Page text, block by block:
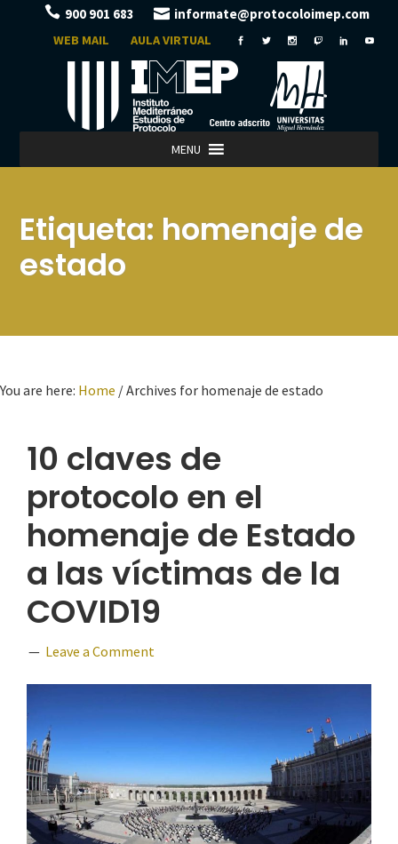
900 901 683 informate@protocoloimep.com
WEB MAIL AULA VIRTUAL
MENU
Etiqueta: homenaje de
estado
You are here: Home /Archives for homenaje de estado
10 claves de
protocolo en el
homenaje de Estado
a las víctimas de la
COVID19
Leave a Comment